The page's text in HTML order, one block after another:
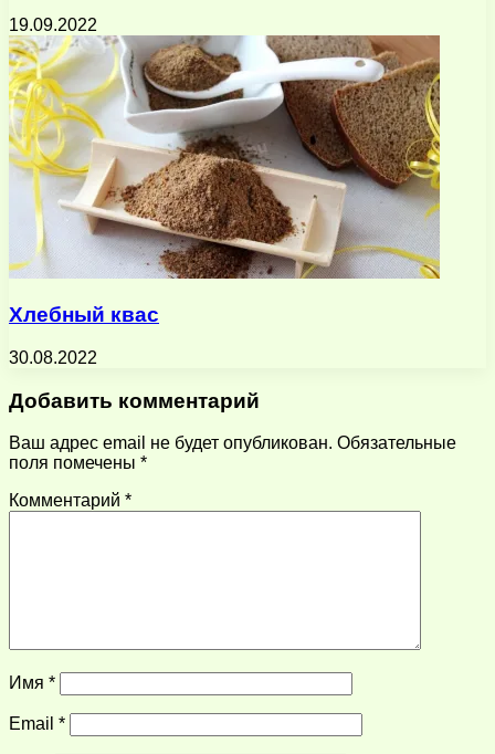
19.09.2022
Хлебный квас
30.08.2022
Добавить комментарий
Ваш адрес email не будет опубликован. Обязательные
поля помечены *
Комментарий *
Имя *
Email *